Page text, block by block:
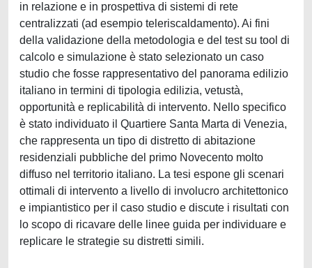
in relazione e in prospettiva di sistemi di rete
centralizzati (ad esempio teleriscaldamento). Ai fini
della validazione della metodologia e del test su tool di
calcolo e simulazione è stato selezionato un caso
studio che fosse rappresentativo del panorama edilizio
italiano in termini di tipologia edilizia, vetustà,
opportunità e replicabilità di intervento. Nello specifico
è stato individuato il Quartiere Santa Marta di Venezia,
che rappresenta un tipo di distretto di abitazione
residenziali pubbliche del primo Novecento molto
diffuso nel territorio italiano. La tesi espone gli scenari
ottimali di intervento a livello di involucro architettonico
e impiantistico per il caso studio e discute i risultati con
lo scopo di ricavare delle linee guida per individuare e
replicare le strategie su distretti simili.